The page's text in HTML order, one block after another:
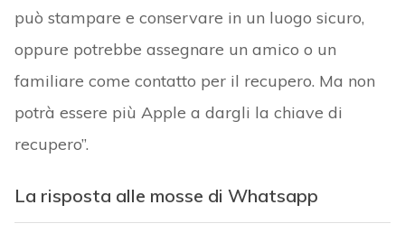
può stampare e conservare in un luogo sicuro,
oppure potrebbe assegnare un amico o un
familiare come contatto per il recupero. Ma non
potrà essere più Apple a dargli la chiave di
recupero”.
La risposta alle mosse di Whatsapp